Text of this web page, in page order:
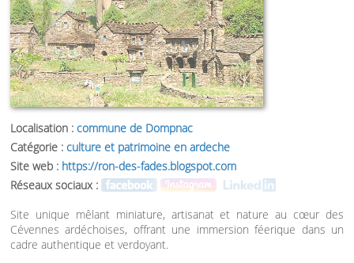
Localisation : commune de Dompnac
Catégorie : culture et patrimoine en ardeche
Site web : https://ron-des-fades.blogspot.com
Réseaux sociaux :
Site unique mêlant miniature, artisanat et nature au cœur des
Cévennes ardéchoises, offrant une immersion féerique dans un
cadre authentique et verdoyant.